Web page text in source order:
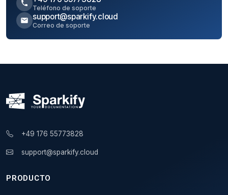
Teléfono de soporte
support@sparkify.cloud
Correo de soporte
+49 176 55773828
support@sparkify.cloud
PRODUCTO